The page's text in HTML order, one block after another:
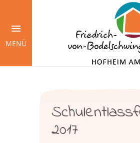
Inhalt
MENÜ
2017